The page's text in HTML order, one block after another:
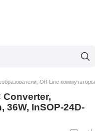
Off-Line коммутаторы
Converter,
36W, InSOP-24D-